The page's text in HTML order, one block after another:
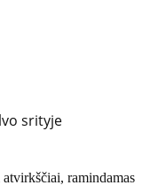
srityje
ramindamas